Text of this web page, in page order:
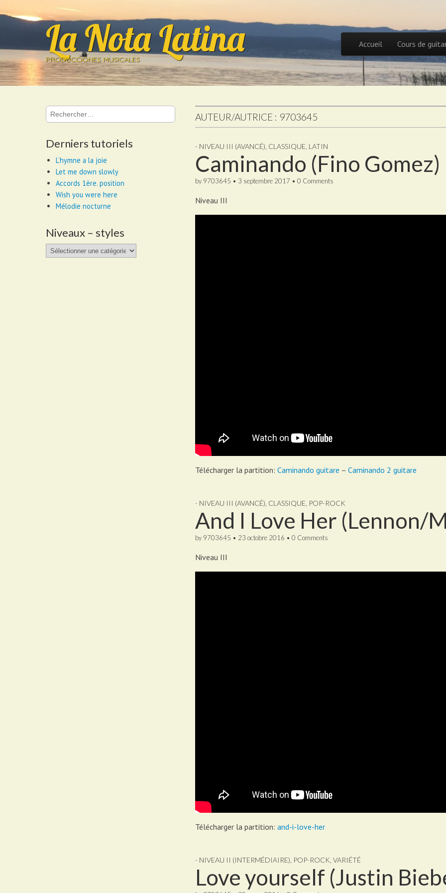
La Nota Latina
PRODUCCIONES MUSICALES
Main menu
Accueil Cours de
AUTEUR/AUTRICE : 9703645
- NIVEAU III (AVANCÉ) CLASSIQUE LATIN
Caminando (Fino Gomez)
by 9703645 • 3 septembre 2017 • 0 Comments
Niveau III
Télécharger la partition: Caminando guitare – Caminando 2 guitare
- NIVEAU III (AVANCÉ) CLASSIQUE POP-ROCK
And I Love Her (Lennon/
by 9703645 • 23 octobre 2016 • 0 Comments
Niveau III
Télécharger la partition: and-i-love-her
- NIVEAU II (INTERMÉDIAIRE) POP-ROCK VARIÉTÉ
Love yourself (Justin
Rechercher :
Derniers tutoriels
L’hymne a la joie
Let me down slowly
Accords 1ère. position
Wish you were here
Mélodie nocturne
Niveaux – styles
Niveaux
–